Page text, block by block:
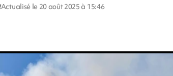
Actualisé le 20 août 2025 à 15:46